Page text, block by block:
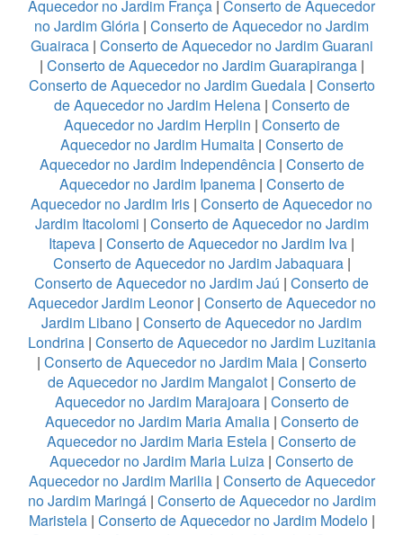
Aquecedor no Jardim França | Conserto de Aquecedor
no Jardim Glória | Conserto de Aquecedor no Jardim
Guairaca| Conserto de Aquecedor no Jardim Guarani
| Conserto de Aquecedor no Jardim Guarapiranga|
Conserto de Aquecedor no Jardim Guedala| Conserto
de Aquecedor no Jardim Helena| Conserto de
Aquecedor no Jardim Herplin | Conserto de
Aquecedor no Jardim Humaita| Conserto de
Aquecedor no Jardim Independência| Conserto de
Aquecedor no Jardim Ipanema| Conserto de
Aquecedor no Jardim Iris | Conserto de Aquecedor no
Jardim Itacolomi | Conserto de Aquecedor no Jardim
Itapeva | Conserto de Aquecedor no Jardim Iva |
Conserto de Aquecedor no Jardim Jabaquara|
Conserto de Aquecedor no Jardim Jaú | Conserto de
Aquecedor Jardim Leonor| Conserto de Aquecedor no
Jardim Libano | Conserto de Aquecedor no Jardim
Londrina| Conserto de Aquecedor no Jardim Luzitania
| Conserto de Aquecedor no Jardim Maia| Conserto
de Aquecedor no Jardim Mangalot| Conserto de
Aquecedor no Jardim Marajoara| Conserto de
Aquecedor no Jardim Maria Amalia| Conserto de
Aquecedor no Jardim Maria Estela | Conserto de
Aquecedor no Jardim Maria Luiza | Conserto de
Aquecedor no Jardim Marilia| Conserto de Aquecedor
no Jardim Maringá| Conserto de Aquecedor no Jardim
Maristela| Conserto de Aquecedor no Jardim Modelo|